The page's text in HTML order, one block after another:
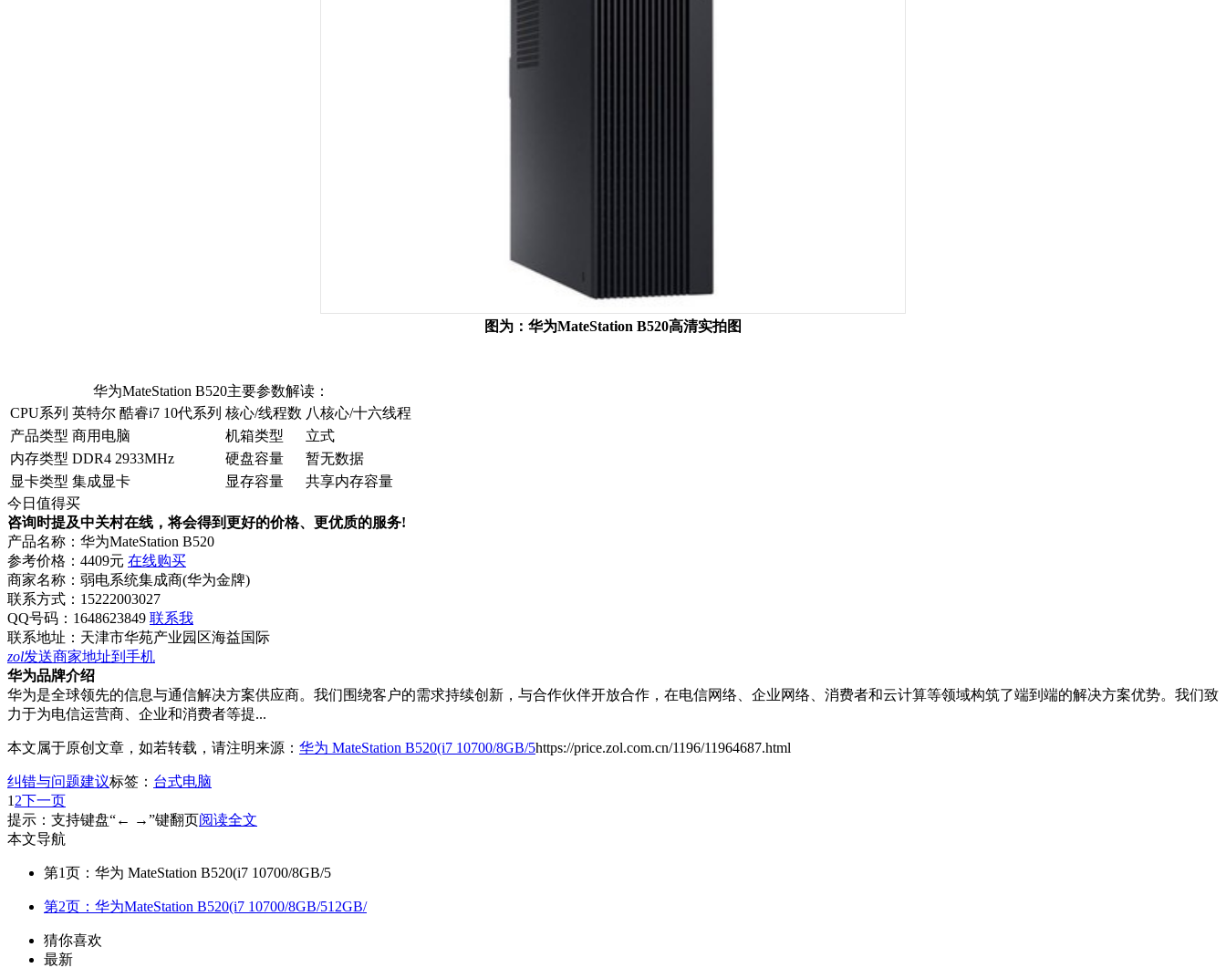
图为：华为MateStation B520高清实拍图
华为MateStation B520主要参数解读：
CPU系列 英特尔 酷睿i7 10代系列 核心/线程数 八核心/十六线程
产品类型 商用电脑 机箱类型
立式
内存类型 DDR4 2933MHz 硬盘容量
暂无数据
显卡类型 集成显卡 显存容量
共享内存容量
今日值得买
咨询时提及中关村在线，将会得到更好的价格、更优质的服务!
产品名称： 华为MateStation B520
参考价格： 4409元 在线购买
商家名称： 弱电系统集成商(华为金牌)
联系方式： 15222003027
QQ号码：1648623849 联系我
联系地址： 天津市华苑产业园区海益国际
zol发送商家地址到手机
华为品牌介绍
华为是全球领先的信息与通信解决方案供应商。我们围绕客户的需求持续创新，与合作伙伴开放合作，在电信网络、企业网络、消费者和云计算等领域构筑了端到端的解决方案优势。我们致
力于为电信运营商、企业和消费者等提...
本文属于原创文章，如若转载，请注明来源： 华为 MateStation B520(i7 10700/8GB/5https://price.zol.com.cn/1196/11964687.html
纠错与问题建议标签： 台式电脑
1 2下一页
提示：支持键盘“← →”键翻页阅读全文
本文导航
第1页：华为 MateStation B520(i7 10700/8GB/5
第2页：华为MateStation B520(i7 10700/8GB/512GB/
猜你喜欢
最新